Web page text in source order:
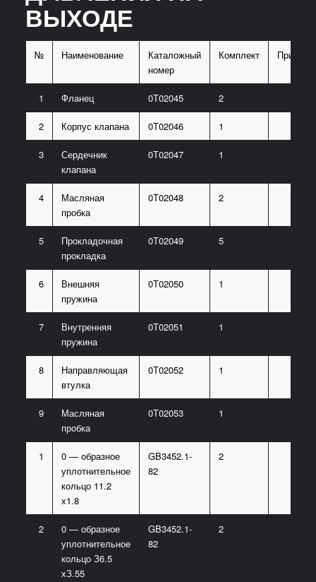
ВЫХОДЕ
№ Наименование
Каталожный
номер
Комплект
1 Фланец 0Т02045 2
2 Корпус клапана 0Т02046 1
3
Сердечник
клапана
0Т02047 1
4
Масляная
пробка
0Т02048 2
5
Прокладочная
прокладка
0Т02049 5
6
Внешняя
пружина
0Т02050 1
7
Внутренняя
пружина
0Т02051 1
8
Направляющая
втулка
0Т02052 1
9
Масляная
пробка
0Т02053 1
1
0 — образное
уплотнительное
кольцо 11.2
х1.8
GB3452.1-
82
2
2
0 — образное
уплотнительное
кольцо З6.5
хЗ.55
GB3452.1-
82
2